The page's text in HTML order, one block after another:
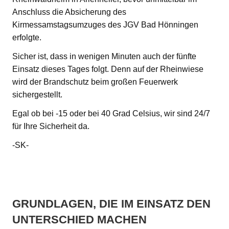
Anschluss die Absicherung des
Kirmessamstagsumzuges des JGV Bad Hönningen
erfolgte.
Sicher ist, dass in wenigen Minuten auch der fünfte
Einsatz dieses Tages folgt. Denn auf der Rheinwiese
wird der Brandschutz beim großen Feuerwerk
sichergestellt.
Egal ob bei -15 oder bei 40 Grad Celsius, wir sind 24/7
für Ihre Sicherheit da.
-SK-
GRUNDLAGEN, DIE IM EINSATZ DEN
UNTERSCHIED MACHEN